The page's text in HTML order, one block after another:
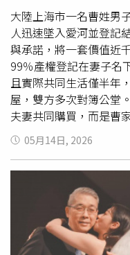
雨及後續颱風季節造成
日淹水的照片。（圖片
接獲各鄉鎮市公所速報
芎林等地農業損失，包
稻浸水及倒伏受損、蜂
集桃園區農業改良場與
相關災損救助。
進行列管，避免以假證
實審查保險給付，除設
移工來源國駐台機構及
詢與確認、強化投保單
等多項查核機制外，另
建置數位化查驗機制，
正確性。
數475萬351人，占
口比率最高為臺北市
大陸上海市一名曹姓男
人迅速墜入愛河並登記
與承諾，將一套價值近
99％產權登記在妻子名
且實際共同生活僅半年
屋，雙方多次對簿公堂
夫妻共同購買，而是曹
在曹男與父母三人名下
父母為普通工薪家庭，
租補貼家用，而涉案房
院發現，趙女曾有過
婚後，她提出為方便女
曹男認為夫妻間互相
過戶給自己。之後，
產權登記至妻子名下
05月14日, 2026